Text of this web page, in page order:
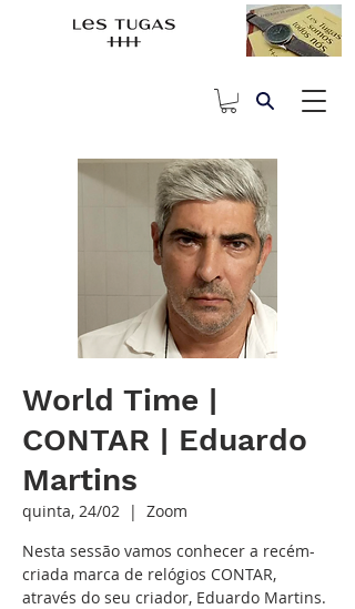
World Time |
CONTAR | Eduardo
Martins
quinta, 24/02
  |
Zoom
Nesta sessão vamos conhecer a recém-
criada marca de relógios CONTAR,
através do seu criador, Eduardo Martins.